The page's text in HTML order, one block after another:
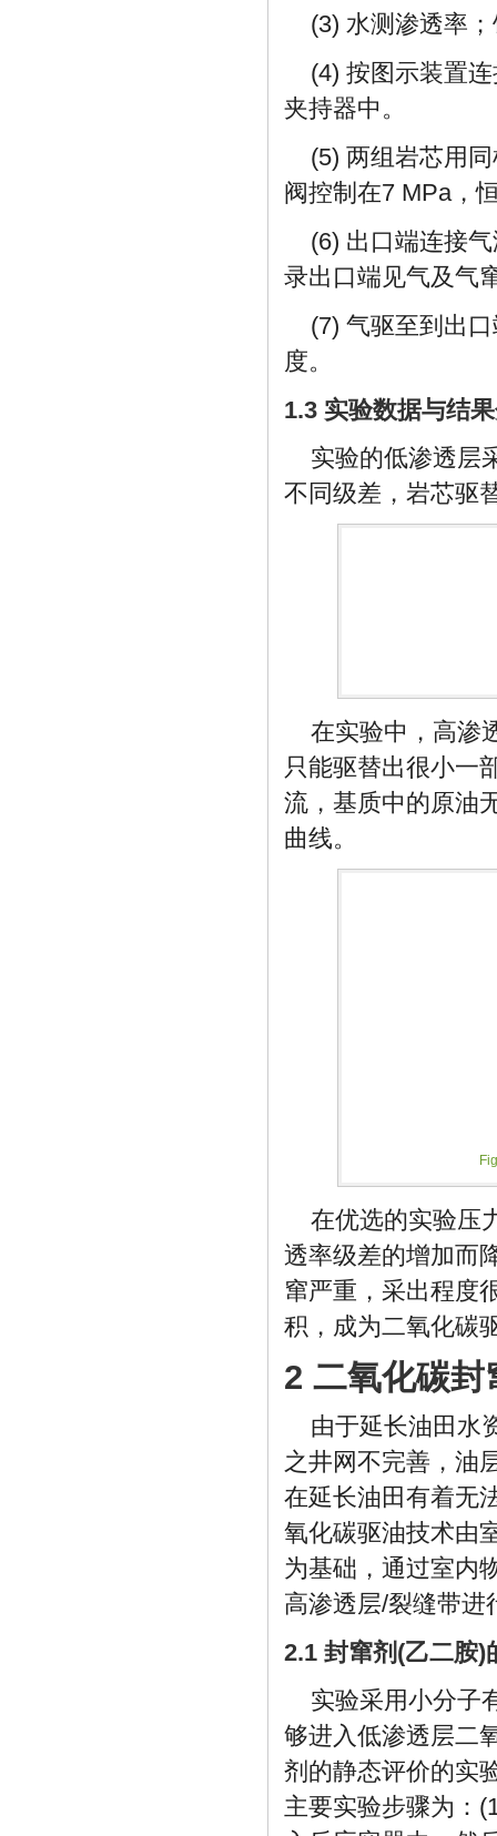
(3) 水测渗透率
(4) 按图示装置
夹持器中。
(5) 两组岩芯用
阀控制在7 MPa，
(6) 出口端连接
录出口端见气及气
(7) 气驱至到出
度。
1.3 实验数据与结
实验的低渗透层
不同级差，岩芯驱
在实验中，高渗
只能驱替出很小一
流，基质中的原油
曲线。
在优选的实验压
透率级差的增加而
窜严重，采出程度
积，成为二氧化碳
2 二氧化碳封
由于延长油田水
之井网不完善，油
在延长油田有着无
氧化碳驱油技术由
为基础，通过室内
高渗透层/裂缝带进
2.1 封窜剂(乙二胺)
实验采用小分子
够进入低渗透层二
剂的静态评价的实
主要实验步骤为：